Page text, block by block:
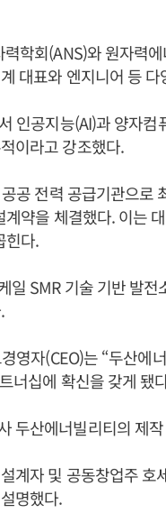
력학회(ANS)와 원자력
대표와 엔지니어 등
인공지능(AI)과 양자
이라고 강조했다.
공 전력 공급기관으로
계약을 체결했다. 이는
힌다.
일 SMR 기술 기반 발
영자(CEO)는 “두산에
너십에 확신을 갖게 됐
두산에너빌리티의 제
계자 및 공동창업주
명했다.